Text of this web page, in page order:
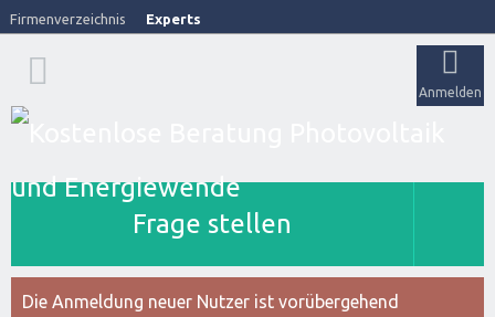
Firmenverzeichnis Experts
Anmelden
Frage stellen
Die Anmeldung neuer Nutzer ist vorübergehend